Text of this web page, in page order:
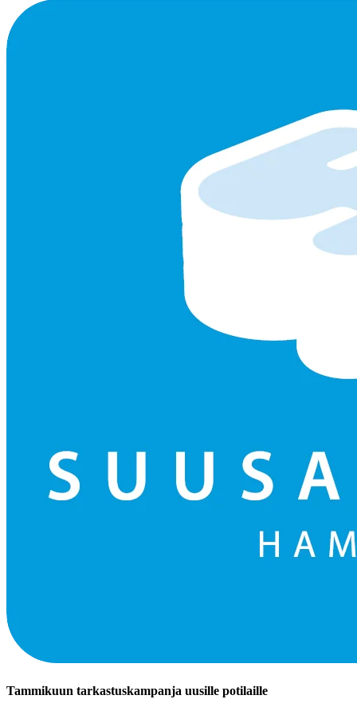
Tammikuun tarkastuskampanja uusille potilaille